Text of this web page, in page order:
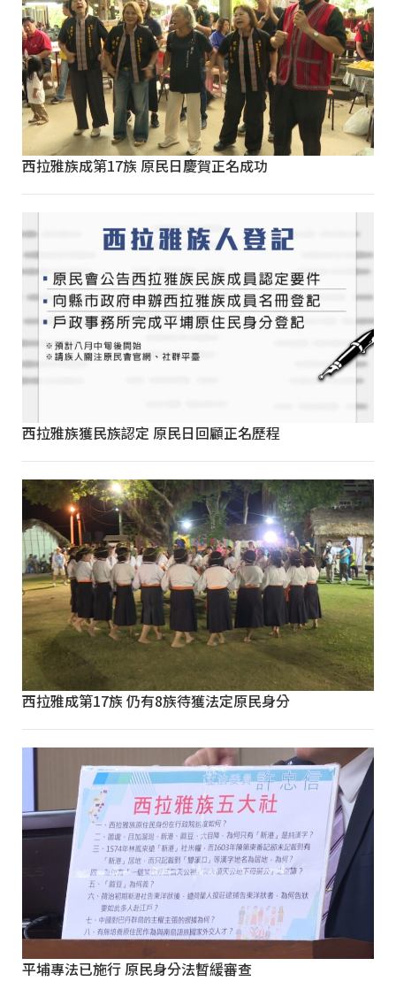
西拉雅族成第17族 原民日慶賀正名成功
西拉雅族獲民族認定 原民日回顧正名歷程
西拉雅成第17族 仍有8族待獲法定原民身分
平埔專法已施行 原民身分法暫緩審查